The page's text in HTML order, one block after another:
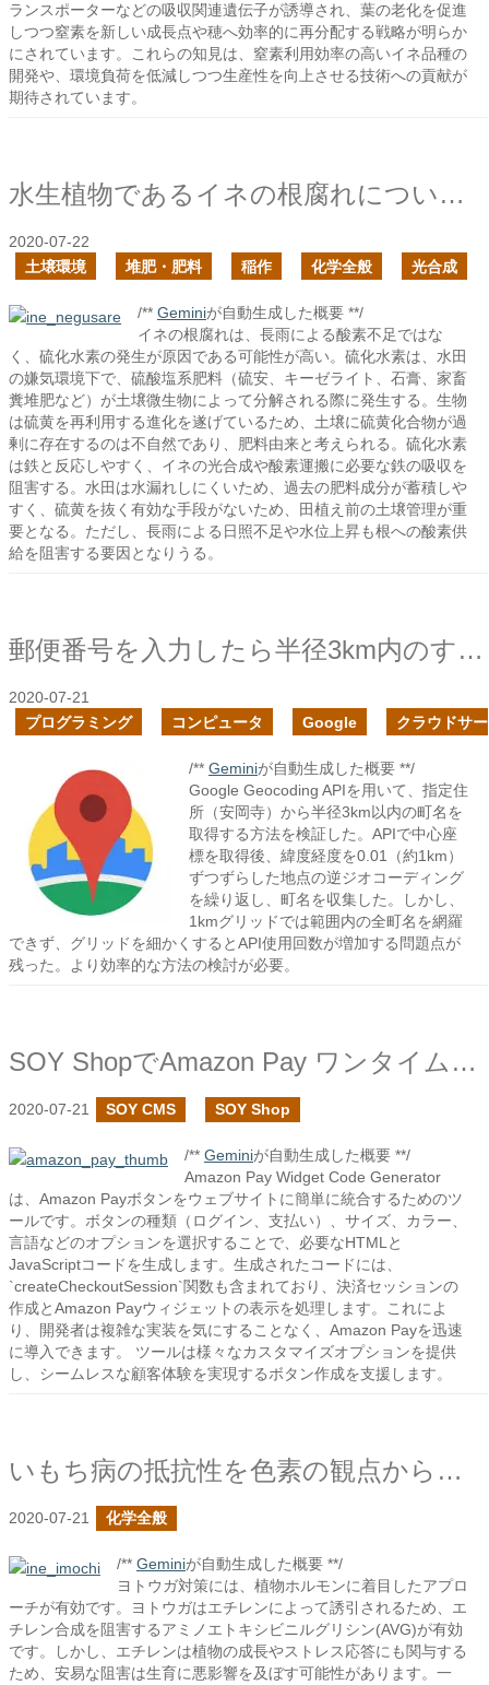
ランスポーターなどの吸収関連遺伝子が誘導され、葉の老化を促進
しつつ窒素を新しい成長点や穂へ効率的に再分配する戦略が明らか
にされています。これらの知見は、窒素利用効率の高いイネ品種の
開発や、環境負荷を低減しつつ生産性を向上させる技術への貢献が
期待されています。
水生植物であるイネの根腐れについて考える
2020-07-22
土壌環境
堆肥・肥料 稲作 化学全般 光合成
/** Geminiが自動生成した概要 **/
イネの根腐れは、長雨による酸素不足ではな
く、硫化水素の発生が原因である可能性が高い。硫化水素は、水田
の嫌気環境下で、硫酸塩系肥料（硫安、キーゼライト、石膏、家畜
糞堆肥など）が土壌微生物によって分解される際に発生する。生物
は硫黄を再利用する進化を遂げているため、土壌に硫黄化合物が過
剰に存在するのは不自然であり、肥料由来と考えられる。硫化水素
は鉄と反応しやすく、イネの光合成や酸素運搬に必要な鉄の吸収を
阻害する。水田は水漏れしにくいため、過去の肥料成分が蓄積しや
すく、硫黄を抜く有効な手段がないため、田植え前の土壌管理が重
要となる。ただし、長雨による日照不足や水位上昇も根への酸素供
給を阻害する要因となりうる。
郵便番号を入力したら半径3km内のすべての町名を取得する
2020-07-21
プログラミング
コンピュータ Google クラウドサ
/** Geminiが自動生成した概要 **/
Google Geocoding APIを用いて、指定住
所（安岡寺）から半径3km以内の町名を
取得する方法を検証した。APIで中心座
標を取得後、緯度経度を0.01（約1km）
ずつずらした地点の逆ジオコーディング
を繰り返し、町名を収集した。しかし、
1kmグリッドでは範囲内の全町名を網羅
できず、グリッドを細かくするとAPI使用回数が増加する問題点が
残った。より効率的な方法の検討が必要。
SOY ShopでAmazon Pay ワンタイムペイメント支払いモジュールを作成しました
2020-07-21 SOY CMS SOY Shop
/** Geminiが自動生成した概要 **/
Amazon Pay Widget Code Generator
は、Amazon Payボタンをウェブサイトに簡単に統合するためのツ
ールです。ボタンの種類（ログイン、支払い）、サイズ、カラー、
言語などのオプションを選択することで、必要なHTMLと
JavaScriptコードを生成します。生成されたコードには、
`createCheckoutSession`関数も含まれており、決済セッションの
作成とAmazon Payウィジェットの表示を処理します。これによ
り、開発者は複雑な実装を気にすることなく、Amazon Payを迅速
に導入できます。 ツールは様々なカスタマイズオプションを提供
し、シームレスな顧客体験を実現するボタン作成を支援します。
いもち病の抵抗性を色素の観点から見てみるの続きでメチル化を見る
2020-07-21 化学全般
/** Geminiが自動生成した概要 **/
ヨトウガ対策には、植物ホルモンに着目したアプロ
ーチが有効です。ヨトウガはエチレンによって誘引されるため、エ
チレン合成を阻害するアミノエトキシビニルグリシン(AVG)が有効
です。しかし、エチレンは植物の成長やストレス応答にも関与する
ため、安易な阻害は生育に悪影響を及ぼす可能性があります。一